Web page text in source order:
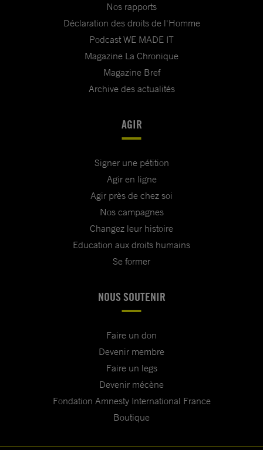
Nos rapports
Déclaration des droits de l'Homme
Podcast WE MADE IT
Magazine La Chronique
Magazine Bref
Archive des actualités
AGIR
Signer une pétition
Agir en ligne
Agir près de chez soi
Nos campagnes
Changez leur histoire
Education aux droits humains
Se former
NOUS SOUTENIR
Faire un don
Devenir membre
Faire un legs
Devenir mécène
Fondation Amnesty International France
Boutique